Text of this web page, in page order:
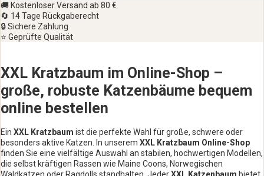
🚚 Kostenloser Versand ab 80 €
🔄 14 Tage Rückgaberecht
🔒 Sichere Zahlung
⭐ Geprüfte Qualität
XXL Kratzbaum im Online-Shop –
große, robuste Katzenbäume bequem
online bestellen
Ein XXL Kratzbaum ist die perfekte Wahl für große, schwere oder
besonders aktive Katzen. In unserem XXL Kratzbaum Online-Shop
finden Sie eine vielfältige Auswahl an stabilen, hochwertigen Modellen,
die selbst kräftigen Rassen wie Maine Coons, Norwegischen